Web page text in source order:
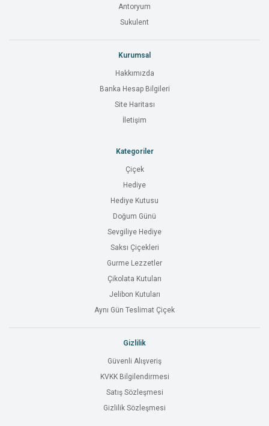
Antoryum
Sukulent
Kurumsal
Hakkımızda
Banka Hesap Bilgileri
Site Haritası
İletişim
Kategoriler
Çiçek
Hediye
Hediye Kutusu
Doğum Günü
Sevgiliye Hediye
Saksı Çiçekleri
Gurme Lezzetler
Çikolata Kutuları
Jelibon Kutuları
Aynı Gün Teslimat Çiçek
Gizlilik
Güvenli Alışveriş
KVKK Bilgilendirmesi
Satış Sözleşmesi
Gizlilik Sözleşmesi